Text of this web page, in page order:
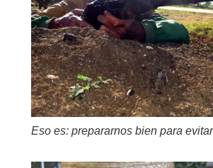
Eso es: prepararnos bien para